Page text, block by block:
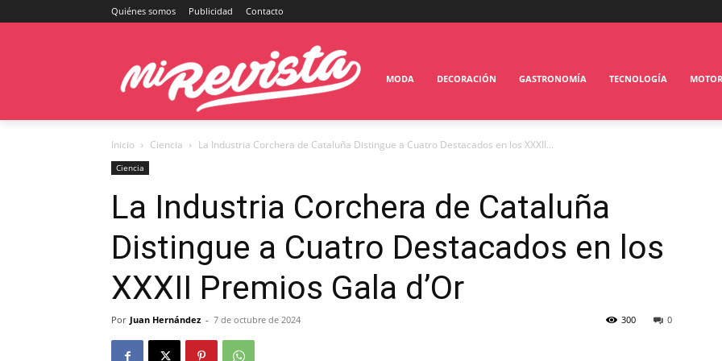
Quiénes somos Publicidad Contacto
MODA DECORACIÓN GASTRONOMÍA TECNOLOGÍA MOTOR
Inicio Ciencia La Industria Corchera de Cataluña Distingue a Cuatro Destacados en los XXXII...
Ciencia
La Industria Corchera de Cataluña
Distingue a Cuatro Destacados en los
XXXII Premios Gala d’Or
Por Juan Hernández - 7 de octubre de 2024 0
300